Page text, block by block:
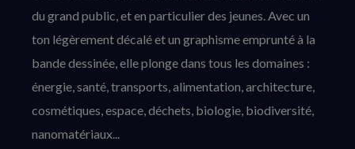
du grand public, et en particulier des jeunes. Avec un
ton légèrement décalé et un graphisme emprunté à la
bande dessinée, elle plonge dans tous les domaines :
énergie, santé, transports, alimentation, architecture,
cosmétiques, espace, déchets, biologie, biodiversité,
nanomatériaux...